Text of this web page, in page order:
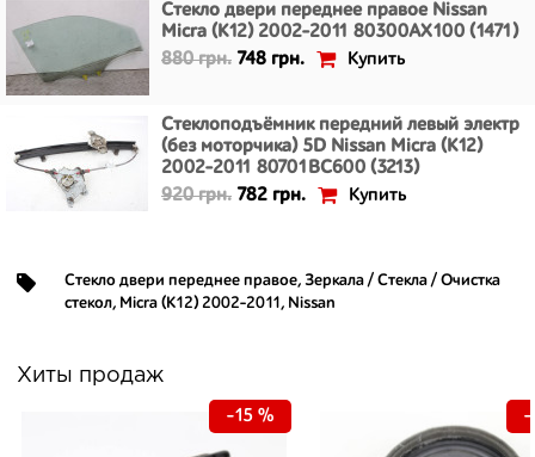
Стекло двери переднее правое Nissan
Micra (K12) 2002-2011 80300AX100 (1471)
880 грн. 748 грн. Купить
Стеклоподъёмник передний левый электр
(без моторчика) 5D Nissan Micra (K12)
2002-2011 80701BC600 (3213)
920 грн. 782 грн. Купить
Стекло двери переднее правое, Зеркала / Стекла / Очистка
стекол, Micra (K12) 2002-2011, Nissan
Хиты продаж
-15 % -